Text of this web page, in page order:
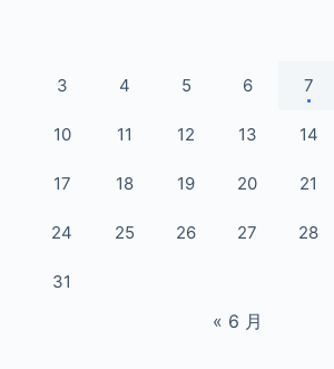
3 4 5 6 7
10 11 12 13 14
17 18 19 20 21
24 25 26 27 28
31
« 6 月